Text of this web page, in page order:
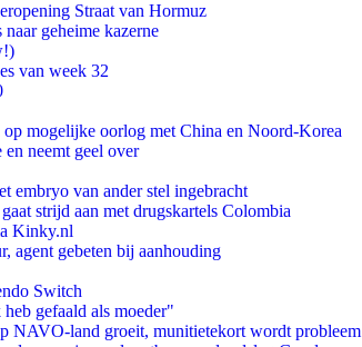
Straat van Hormuz
geheime kazerne
van week 32
mogelijke oorlog met China en Noord-Korea
neemt geel over
embryo van ander stel ingebracht
strijd aan met drugskartels Colombia
Kinky.nl
agent gebeten bij aanhouding
Switch
gefaald als moeder"
NAVO-land groeit, munitietekort wordt probleem